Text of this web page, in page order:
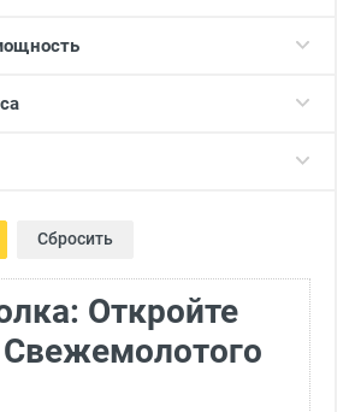
Сбросить
Откройте